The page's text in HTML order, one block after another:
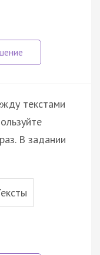
текстами
В задании